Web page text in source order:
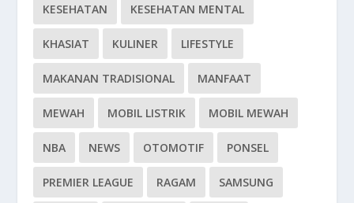
KESEHATAN KESEHATAN MENTAL
KHASIAT KULINER LIFESTYLE
MAKANAN TRADISIONAL MANFAAT
MEWAH MOBIL LISTRIK MOBIL MEWAH
NBA NEWS OTOMOTIF PONSEL
PREMIER LEAGUE RAGAM SAMSUNG